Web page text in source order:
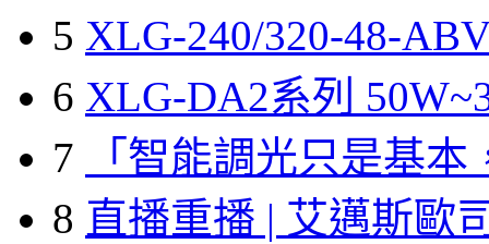
5 XLG-240/320-48-
6 XLG-DA2系列
7
「智能調光只是基本
8 直播重播 | 艾邁斯歐